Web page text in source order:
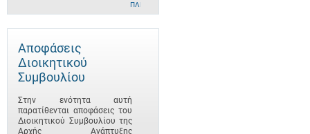
ΠΛΗΡΟΦΟΡΊΕΣ
Αποφάσεις
Διοικητικού
Συμβουλίου
Στην ενότητα αυτή
παρατίθενται αποφάσεις του
Διοικητικού Συμβουλίου της
Αρχής Ανάπτυξης